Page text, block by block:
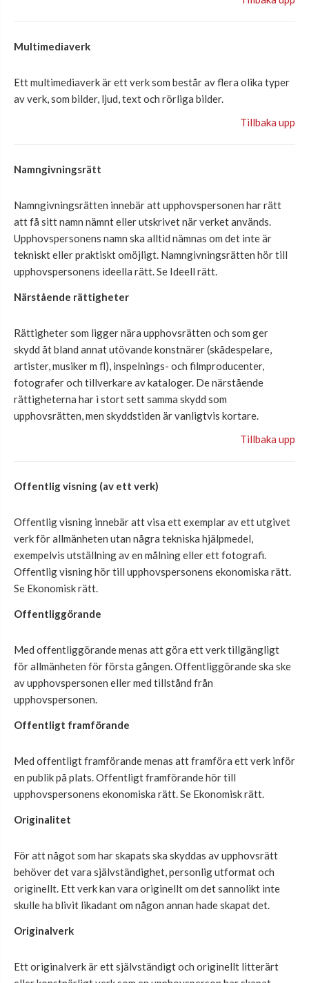
Multimediaverk
Ett multimediaverk är ett verk som består av flera olika typer
av verk, som bilder, ljud, text och rörliga bilder.
Tillbaka upp
Namngivningsrätt
Namngivningsrätten innebär att upphovspersonen har rätt
att få sitt namn nämnt eller utskrivetnär verket används.
Upphovspersonens namn ska alltid nämnas om det inte är
tekniskt eller praktiskt omöjligt. Namngivningsrätten hör till
upphovspersonens ideella rätt. Se Ideell rätt.
Närstående rättigheter
Rättighetersom ligger nära upphovsrätten och som ger
skydd åtbland annat utövande konstnärer (skådespelare,
artister, musiker m fl), inspelnings- och filmproducenter,
fotografer och tillverkare av kataloger. De närstående
rättigheterna har i stort sett samma skydd som
upphovsrätten, men skyddstiden är vanligtvis kortare.
Tillbaka upp
Offentlig visning (av ett verk)
Offentlig visning innebär att visa ettexemplar av ett utgivet
verk för allmänheten utan några tekniska hjälpmedel,
exempelvis utställning aven målning ellerett fotografi.
Offentlig visning hör till upphovspersonens ekonomiska rätt.
Se Ekonomisk rätt.
Offentliggörande
Med offentliggörande menas att göra ett verk tillgängligt
för allmänheten för första gången. Offentliggörande ska ske
av upphovspersonen eller med tillstånd från
upphovspersonen.
Offentligt framförande
Med offentligt framförande menas att framföra ett verk inför
en publik på plats. Offentligt framförande hör till
upphovspersonens ekonomiska rätt. Se Ekonomisk rätt.
Originalitet
För att något som har skapats ska skyddas av upphovsrätt
behöver det vara självständighet, personlig utformat och
originellt. Ett verk kan vara originellt om det sannolikt inte
skulle ha blivit likadant om någon annan hade skapat det.
Originalverk
Ett originalverk är ett självständigt och originellt litterärt